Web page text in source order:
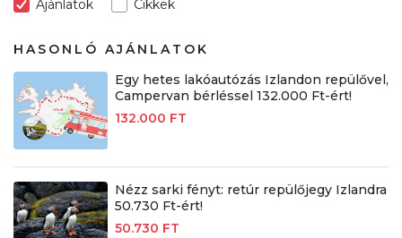
Ajánlatok Cikkek
HASONLÓ AJÁNLATOK
Egy hetes lakóautózás Izlandon repülővel,
Campervan bérléssel 132.000 Ft-ért!
132.000 FT
Nézz sarki fényt: retúr repülőjegy Izlandra
50.730 Ft-ért!
50.730 FT